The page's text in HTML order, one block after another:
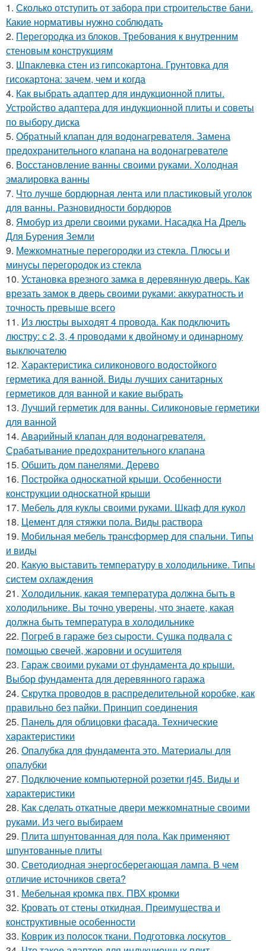
1. Сколько отступить от забора при строительстве бани.
Какие нормативы нужно соблюдать
2. Перегородка из блоков. Требования к внутренним
стеновым конструкциям
3. Шпаклевка стен из гипсокартона. Грунтовка для
гисокартона: зачем, чем и когда
4. Как выбрать адаптер для индукционной плиты.
Устройство адаптера для индукционной плиты и советы
по выбору диска
5. Обратный клапан для водонагревателя. Замена
предохранительного клапана на водонагревателе
6. Восстановление ванны своими руками. Холодная
эмалировка ванны
7. Что лучше бордюрная лента или пластиковый уголок
для ванны. Разновидности бордюров
8. Ямобур из дрели своими руками. Насадка На Дрель
Для Бурения Земли
9. Межкомнатные перегородки из стекла. Плюсы и
минусы перегородок из стекла
10. Установка врезного замка в деревянную дверь. Как
врезать замок в дверь своими руками: аккуратность и
точность превыше всего
11. Из люстры выходят 4 провода. Как подключить
люстру: с 2, 3, 4 проводами к двойному и одинарному
выключателю
12. Характеристика силиконового водостойкого
герметика для ванной. Виды лучших санитарных
герметиков для ванной и какие выбрать
13. Лучший герметик для ванны. Силиконовые герметики
для ванной
14. Аварийный клапан для водонагревателя.
Срабатывание предохранительного клапана
15. Обшить дом панелями. Дерево
16. Постройка односкатной крыши. Особенности
конструкции односкатной крыши
17. Мебель для куклы своими руками. Шкаф для кукол
18. Цемент для стяжки пола. Виды раствора
19. Мобильная мебель трансформер для спальни. Типы
и виды
20. Какую выставить температуру в холодильнике. Типы
систем охлаждения
21. Холодильник, какая температура должна быть в
холодильнике. Вы точно уверены, что знаете, какая
должна быть температура в холодильнике
22. Погреб в гараже без сырости. Сушка подвала с
помощью свечей, жаровни и осушителя
23. Гараж своими руками от фундамента до крыши.
Выбор фундамента для деревянного гаража
24. Скрутка проводов в распределительной коробке, как
правильно без пайки. Принцип соединения
25. Панель для облицовки фасада. Технические
характеристики
26. Опалубка для фундамента это. Материалы для
опалубки
27. Подключение компьютерной розетки rj45. Виды и
характеристики
28. Как сделать откатные двери межкомнатные своими
руками. Из чего выбираем
29. Плита шпунтованная для пола. Как применяют
шпунтованные плиты
30. Светодиодная энергосберегающая лампа. В чем
отличие источников света?
31. Мебельная кромка пвх. ПВХ кромки
32. Кровать от стены откидная. Преимущества и
конструктивные особенности
33. Коврик из полосок ткани. Подготовка лоскутов